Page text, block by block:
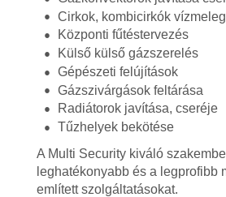
Cirkok, kombicirkók
Központi fűtéstervezés
Külső külső gázszerelés
Gépészeti felújítások
Gázszivárgások feltárása
Radiátorok javítása, cseréje
Tűzhelyek bekötése
A Multi Security kiváló
leghatékonyabb és a legprofibb
említett szolgáltatásokat.